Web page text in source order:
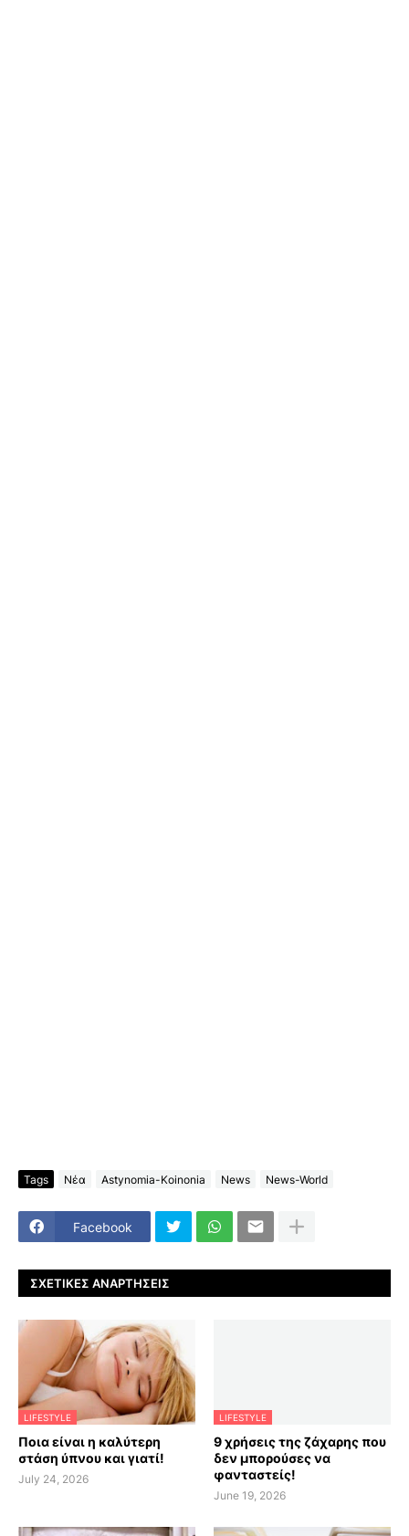
Tags Νέα Astynomia-Koinonia News News-World
Facebook
ΣΧΕΤΙΚΈΣ ΑΝΑΡΤΉΣΕΙΣ
LIFESTYLE
Ποια είναι η καλύτερη
στάση ύπνου και γιατί!
July 24, 2026
LIFESTYLE
9 χρήσεις της ζάχαρης που
δεν μπορούσες να
φανταστείς!
June 19, 2026